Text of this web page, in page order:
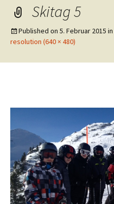
Skitag 5
Published on 5. Februar 2015 in
resolution (640 × 480)